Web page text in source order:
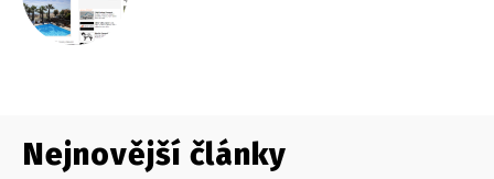
Nejnovější články